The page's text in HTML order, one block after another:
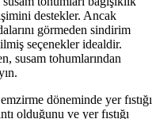
destekler. Ancak
görmeden sindirim
seçenekler idealdir.
susam tohumlarından
döneminde yer fıstığı
olduğunu ve yer fıstığı